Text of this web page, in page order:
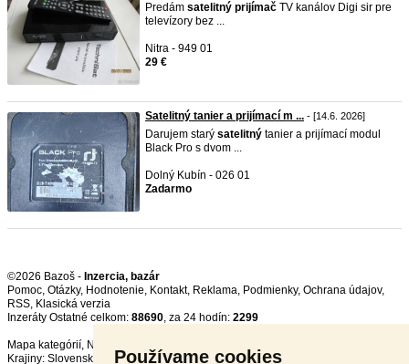
Používame cookies
Predám satelitný prijímač TV kanálov Digi sir pre
televízory bez ...
Nitra - 949 01
29 €
Satelitný tanier a prijímací m ... - [14.6. 2026]
Darujem starý satelitný tanier a prijímací modul
Black Pro s dvom ...
Dolný Kubín - 026 01
Zadarmo
©2026 Bazoš - Inzercia, bazár
Pomoc, Otázky, Hodnotenie, Kontakt, Reklama, Podmienky, Ochrana údajov,
RSS,
Inzeráty Ostatné celkom: 88690, za 24 hodín: 2299
Mapa kategórií, Najvyhľadávanejšie výrazy
Krajiny: Slovensko Česká republika ,Poľsko,Rakúsko